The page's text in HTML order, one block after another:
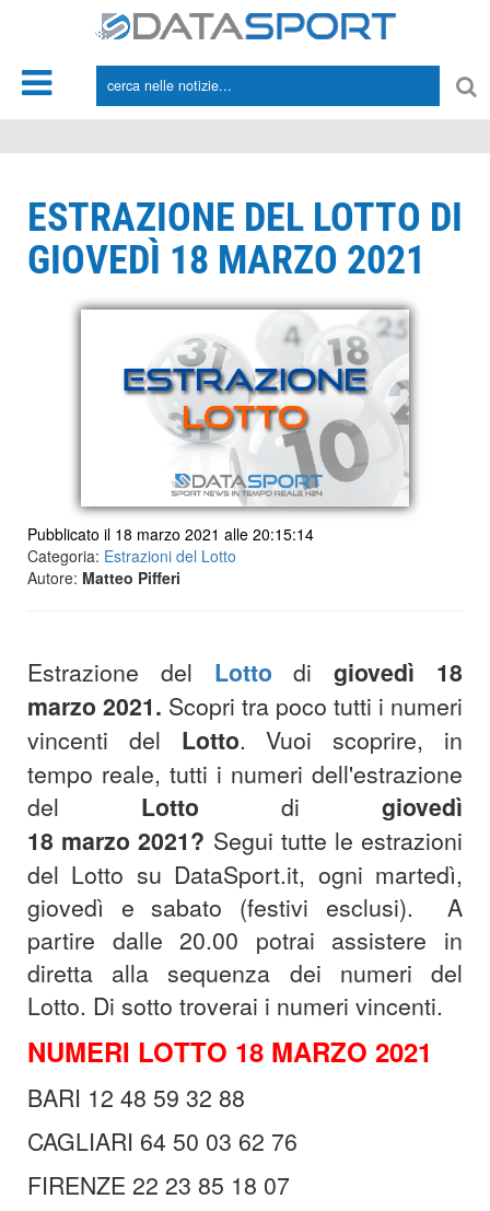
ESTRAZIONE DEL LOTTO DI
GIOVEDÌ 18 MARZO 2021
Pubblicato il 18 marzo 2021 alle 20:15:14
Categoria: Estrazioni del Lotto
Autore: Matteo Pifferi
Estrazione del Lotto digiovedì 18
marzo 2021. Scopri tra poco tutti i numeri
vincenti del Lotto.Vuoi scoprire, in
tempo reale, tutti i numeri dell'estrazione
del Lotto di giovedì
18 marzo 2021? Segui tutte le estrazioni
del Lotto su DataSport.it, ogni martedì,
giovedì e sabato (festivi esclusi). A
partire dalle 20.00 potrai assistere in
diretta alla sequenza dei numeri del
Lotto. Di sotto troverai i numeri vincenti.
NUMERI LOTTO 18 MARZO 2021
BARI 12 48 59 32 88
CAGLIARI 64 50 03 62 76
FIRENZE 22 23 85 18 07